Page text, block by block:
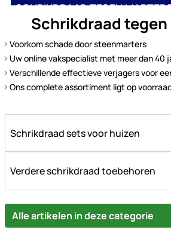
SCHRIKDRAAD TEGEN
Schrikdraad
Voorkom schade door steenmarters
Uw online vakspecialist met meer dan 40
Verschillende effectieve verjagers voor
Ons complete assortiment ligt op
Schrikdraad sets voor huizen
Verdere schrikdraad toebehoren
Alle artikelen in deze categorie